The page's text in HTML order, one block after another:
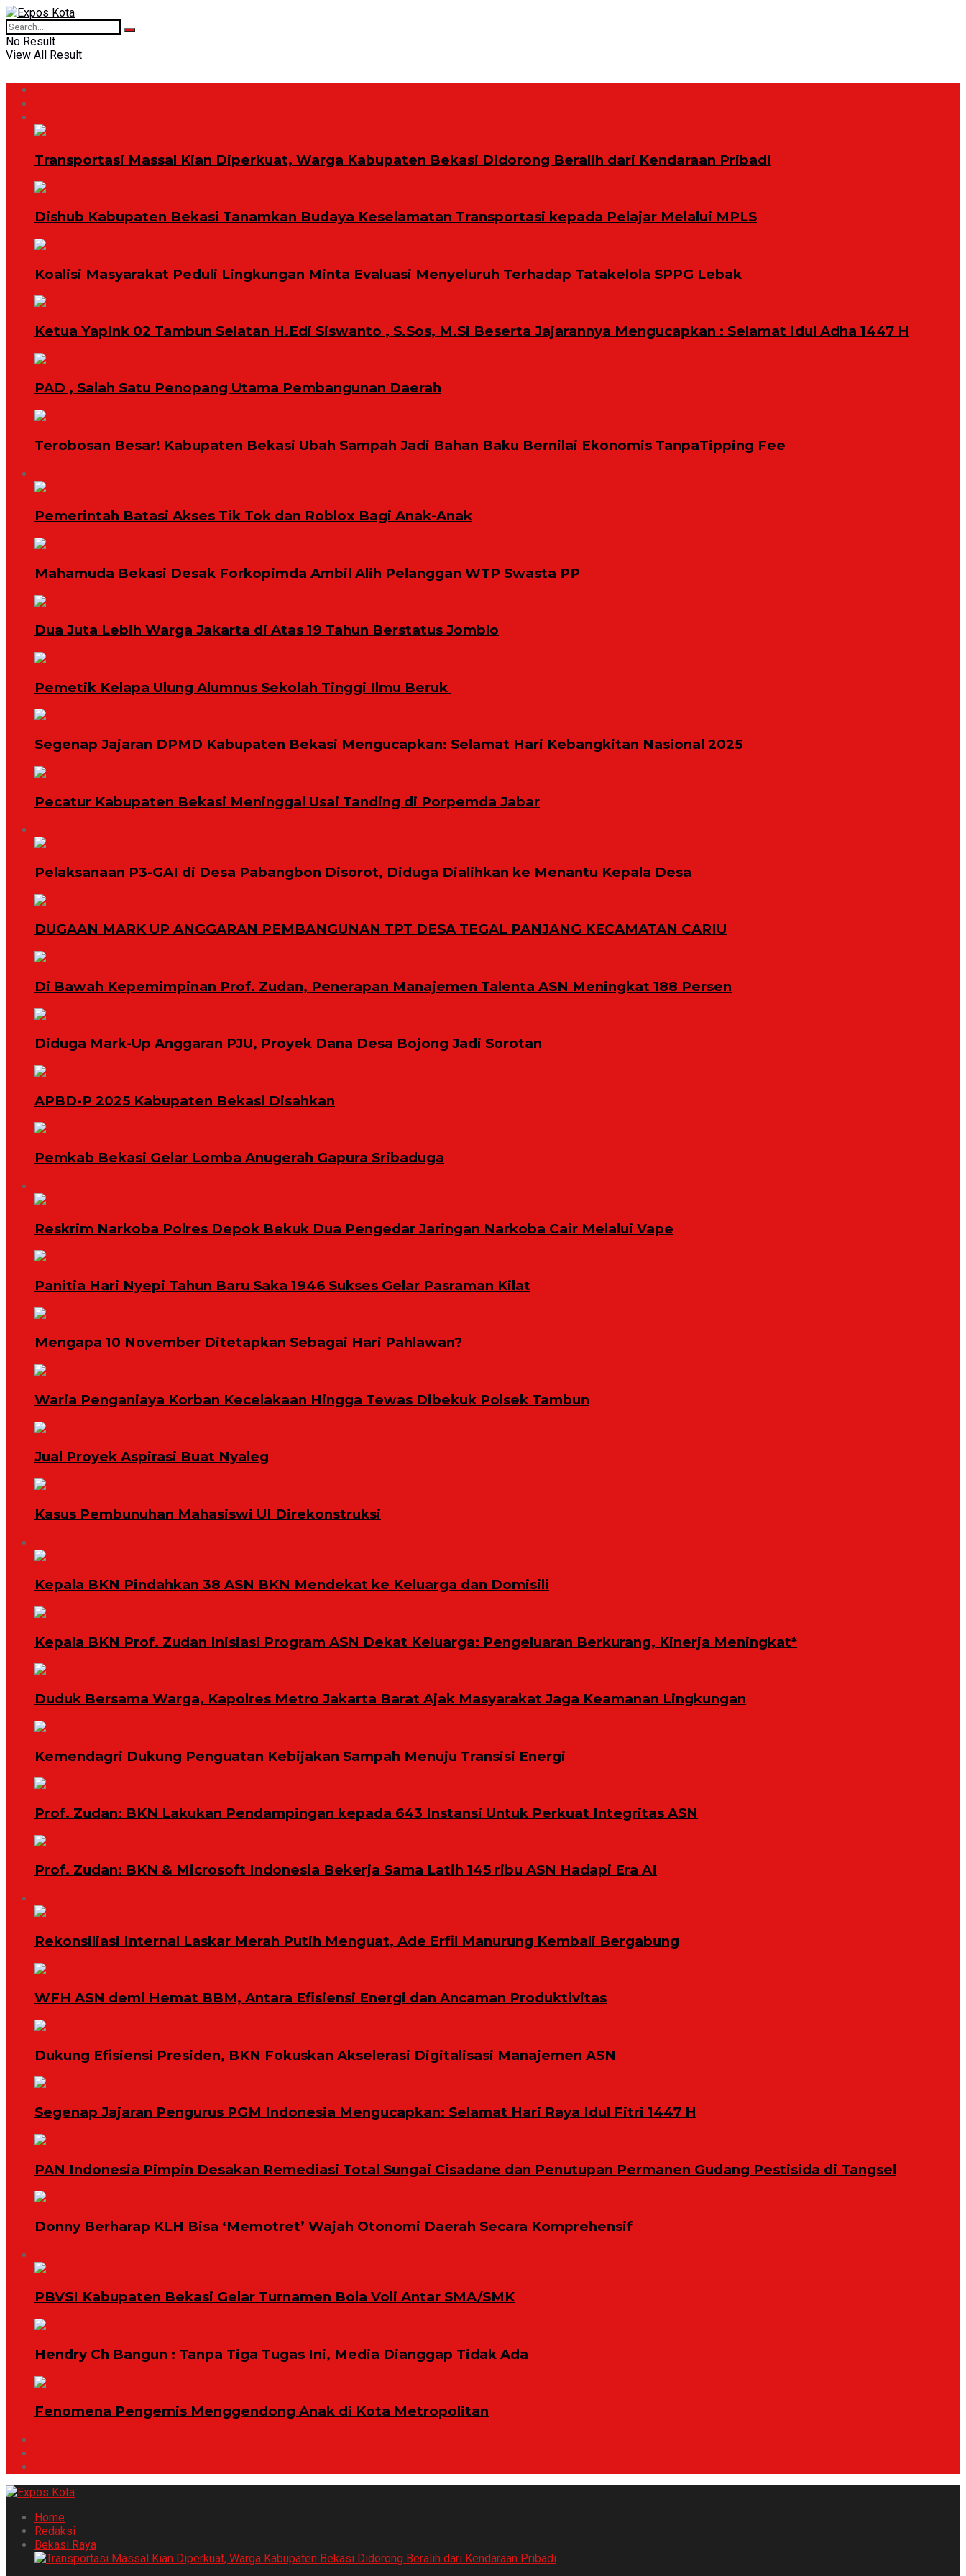
No Result
View All Result
Transportasi Massal Kian Diperkuat, Warga Kabupaten Bekasi Didorong Beralih dari Kendaraan Pribadi
Dishub Kabupaten Bekasi Tanamkan Budaya Keselamatan Transportasi kepada Pelajar Melalui MPLS
Koalisi Masyarakat Peduli Lingkungan Minta Evaluasi Menyeluruh Terhadap Tatakelola SPPG Lebak
Ketua Yapink 02 Tambun Selatan H.Edi Siswanto , S.Sos, M.Si Beserta Jajarannya Mengucapkan : Selamat Idul Adha 1447 H
PAD , Salah Satu Penopang Utama Pembangunan Daerah
Terobosan Besar! Kabupaten Bekasi Ubah Sampah Jadi Bahan Baku Bernilai Ekonomis TanpaTipping Fee
Pemerintah Batasi Akses Tik Tok dan Roblox Bagi Anak-Anak
Mahamuda Bekasi Desak Forkopimda Ambil Alih Pelanggan WTP Swasta PP
Dua Juta Lebih Warga Jakarta di Atas 19 Tahun Berstatus Jomblo
Pemetik Kelapa Ulung Alumnus Sekolah Tinggi Ilmu Beruk ‎
Segenap Jajaran DPMD Kabupaten Bekasi Mengucapkan: Selamat Hari Kebangkitan Nasional 2025
Pecatur Kabupaten Bekasi Meninggal Usai Tanding di Porpemda Jabar
Pelaksanaan P3-GAI di Desa Pabangbon Disorot, Diduga Dialihkan ke Menantu Kepala Desa
DUGAAN MARK UP ANGGARAN PEMBANGUNAN TPT DESA TEGAL PANJANG KECAMATAN CARIU
Di Bawah Kepemimpinan Prof. Zudan, Penerapan Manajemen Talenta ASN Meningkat 188 Persen
Diduga Mark-Up Anggaran PJU, Proyek Dana Desa Bojong Jadi Sorotan
APBD-P 2025 Kabupaten Bekasi Disahkan
Pemkab Bekasi Gelar Lomba Anugerah Gapura Sribaduga
Reskrim Narkoba Polres Depok Bekuk Dua Pengedar Jaringan Narkoba Cair Melalui Vape
Panitia Hari Nyepi Tahun Baru Saka 1946 Sukses Gelar Pasraman Kilat
Mengapa 10 November Ditetapkan Sebagai Hari Pahlawan?
Waria Penganiaya Korban Kecelakaan Hingga Tewas Dibekuk Polsek Tambun
Jual Proyek Aspirasi Buat Nyaleg
Kasus Pembunuhan Mahasiswi UI Direkonstruksi
Kepala BKN Pindahkan 38 ASN BKN Mendekat ke Keluarga dan Domisili
Kepala BKN Prof. Zudan Inisiasi Program ASN Dekat Keluarga: Pengeluaran Berkurang, Kinerja Meningkat*
Duduk Bersama Warga, Kapolres Metro Jakarta Barat Ajak Masyarakat Jaga Keamanan Lingkungan
Kemendagri Dukung Penguatan Kebijakan Sampah Menuju Transisi Energi
Prof. Zudan: BKN Lakukan Pendampingan kepada 643 Instansi Untuk Perkuat Integritas ASN
Prof. Zudan: BKN & Microsoft Indonesia Bekerja Sama Latih 145 ribu ASN Hadapi Era AI
Rekonsiliasi Internal Laskar Merah Putih Menguat, Ade Erfil Manurung Kembali Bergabung
WFH ASN demi Hemat BBM, Antara Efisiensi Energi dan Ancaman Produktivitas
Dukung Efisiensi Presiden, BKN Fokuskan Akselerasi Digitalisasi Manajemen ASN
Segenap Jajaran Pengurus PGM Indonesia Mengucapkan: Selamat Hari Raya Idul Fitri 1447 H
PAN Indonesia Pimpin Desakan Remediasi Total Sungai Cisadane dan Penutupan Permanen Gudang Pestisida di Tangsel
Donny Berharap KLH Bisa ‘Memotret’ Wajah Otonomi Daerah Secara Komprehensif
PBVSI Kabupaten Bekasi Gelar Turnamen Bola Voli Antar SMA/SMK
Hendry Ch Bangun : Tanpa Tiga Tugas Ini, Media Dianggap Tidak Ada
Fenomena Pengemis Menggendong Anak di Kota Metropolitan
Home
Redaksi
Bekasi Raya